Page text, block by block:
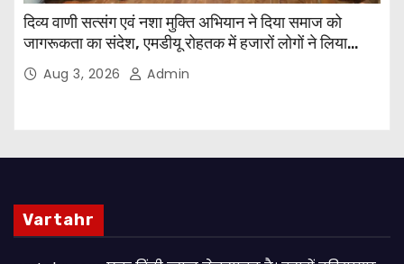
दिव्य वाणी सत्संग एवं नशा मुक्ति अभियान ने दिया समाज को
जागरूकता का संदेश, एमडीयू रोहतक में हजारों लोगों ने लिया
संकल्पAug 3, 2026 Admin
Vartahr